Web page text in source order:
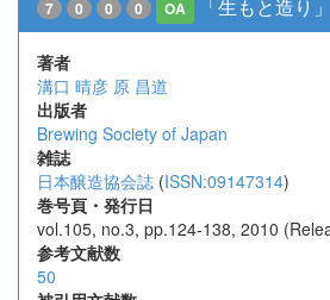
7 0 0 0 OA 「生もと造り
著者
溝口 晴彦 原 昌道
出版者
Brewing Society of Japan
雑誌
日本醸造協会誌 (ISSN:09147314)
巻号頁・発行日
vol.105, no.3, pp.124-138, 2010
参考文献数
50